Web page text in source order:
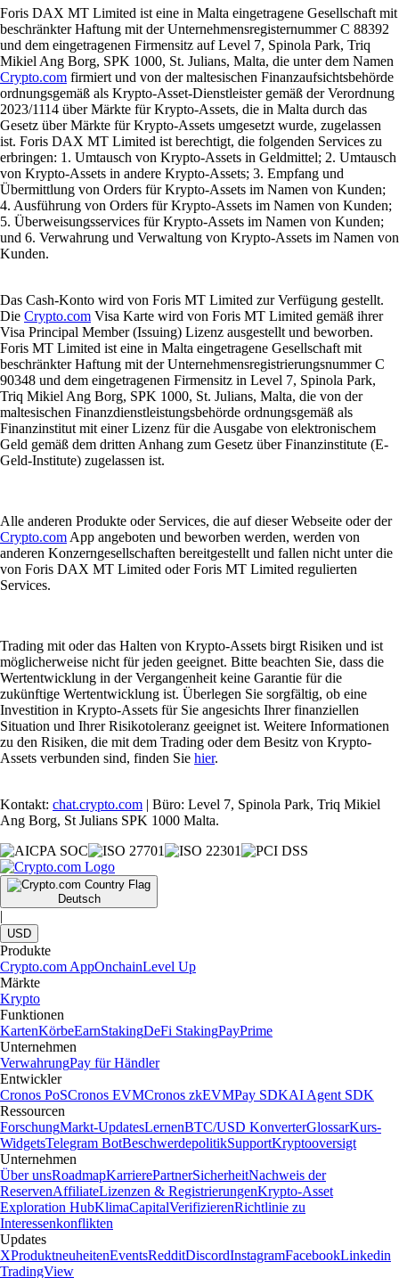
Foris DAX MT Limited ist eine in Malta eingetragene Gesellschaft mit
beschränkter Haftung mit der Unternehmensregisternummer C 88392
und dem eingetragenen Firmensitz auf Level 7, Spinola Park, Triq
Mikiel Ang Borg, SPK 1000, St. Julians, Malta, die unter dem Namen
Crypto.com firmiert und von der maltesischen Finanzaufsichtsbehörde
ordnungsgemäß als Krypto-Asset-Dienstleister gemäß der Verordnung
2023/1114 über Märkte für Krypto-Assets, die in Malta durch das
Gesetz über Märkte für Krypto-Assets umgesetzt wurde, zugelassen
ist. Foris DAX MT Limited ist berechtigt, die folgenden Services zu
erbringen: 1. Umtausch von Krypto-Assets in Geldmittel; 2. Umtausch
von Krypto-Assets in andere Krypto-Assets; 3. Empfang und
Übermittlung von Orders für Krypto-Assets im Namen von Kunden;
4. Ausführung von Orders für Krypto-Assets im Namen von Kunden;
5. Überweisungsservices für Krypto-Assets im Namen von Kunden;
und 6. Verwahrung und Verwaltung von Krypto-Assets im Namen von
Kunden.
Das Cash-Konto wird von Foris MT Limited zur Verfügung gestellt.
Die Crypto.com Visa Karte wird von Foris MT Limited gemäß ihrer
Visa Principal Member (Issuing) Lizenz ausgestellt und beworben.
Foris MT Limited ist eine in Malta eingetragene Gesellschaft mit
beschränkter Haftung mit der Unternehmensregistrierungsnummer C
90348 und dem eingetragenen Firmensitz in Level 7, Spinola Park,
Triq Mikiel Ang Borg, SPK 1000, St. Julians, Malta, die von der
maltesischen Finanzdienstleistungsbehörde ordnungsgemäß als
Finanzinstitut mit einer Lizenz für die Ausgabe von elektronischem
Geld gemäß dem dritten Anhang zum Gesetz über Finanzinstitute (E-
Geld-Institute) zugelassen ist.
Alle anderen Produkte oder Services, die auf dieser Webseite oder der
Crypto.com App angeboten und beworben werden, werden von
anderen Konzerngesellschaften bereitgestellt und fallen nicht unter die
von Foris DAX MT Limited oder Foris MT Limited regulierten
Services.
Trading mit oder das Halten von Krypto-Assets birgt Risiken und ist
möglicherweise nicht für jeden geeignet. Bitte beachten Sie, dass die
Wertentwicklung in der Vergangenheit keine Garantie für die
zukünftige Wertentwicklung ist. Überlegen Sie sorgfältig, ob eine
Investition in Krypto-Assets für Sie angesichts Ihrer finanziellen
Situation und Ihrer Risikotoleranz geeignet ist. Weitere Informationen
zu den Risiken, die mit dem Trading oder dem Besitz von Krypto-
Assets verbunden sind, finden Sie hier.
Kontakt: chat.crypto.com | Büro: Level 7, Spinola Park, Triq Mikiel
Ang Borg, St Julians SPK 1000 Malta.
Deutsch
|
USD
Produkte
Crypto.com AppOnchainLevel Up
Märkte
Krypto
Funktionen
KartenKörbeEarnStakingDeFi StakingPayPrime
Unternehmen
VerwahrungPay für Händler
Entwickler
Cronos PoSCronos EVMCronos zkEVMPay SDKAI Agent SDK
Ressourcen
ForschungMarkt-UpdatesLernenBTC/USD KonverterGlossarKurs-
WidgetsTelegram BotBeschwerdepolitikSupportKryptooversigt
Unternehmen
Über unsRoadmapKarrierePartnerSicherheitNachweis der
ReservenAffiliateLizenzen & RegistrierungenKrypto-Asset
Exploration HubKlimaCapitalVerifizierenRichtlinie zu
Interessenkonflikten
Updates
XProduktneuheitenEventsRedditDiscordInstagramFacebookLinkedin
TradingView